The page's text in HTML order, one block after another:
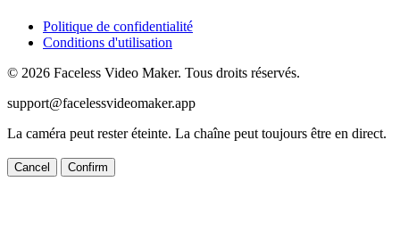
Politique de confidentialité
Conditions d'utilisation
© 2026 Faceless Video Maker. Tous droits réservés.
support@facelessvideomaker.app
La caméra peut rester éteinte. La chaîne peut toujours être en direct.
Cancel Confirm